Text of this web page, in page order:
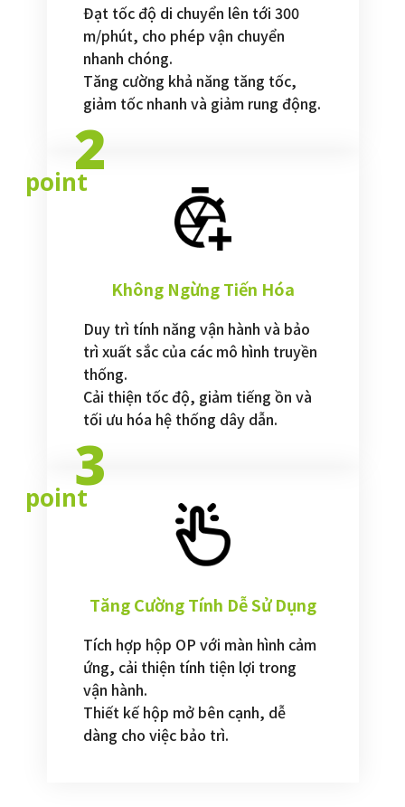
Đạt tốc độ di chuyển lên tới 300
m/phút, cho phép vận chuyển
nhanh chóng.
Tăng cường khả năng tăng tốc,
giảm tốc nhanh và giảm rung động.
point2
Không Ngừng Tiến Hóa
Duy trì tính năng vận hành và bảo
trì xuất sắc của các mô hình truyền
thống.
Cải thiện tốc độ, giảm tiếng ồn và
tối ưu hóa hệ thống dây dẫn.
point3
Tăng Cường Tính Dễ Sử Dụng
Tích hợp hộp OP với màn hình cảm
ứng, cải thiện tính tiện lợi trong
vận hành.
Thiết kế hộp mở bên cạnh, dễ
dàng cho việc bảo trì.